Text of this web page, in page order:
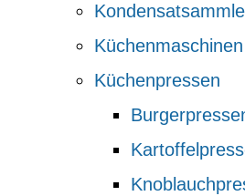
Küchenmaschinen
Küchenpressen